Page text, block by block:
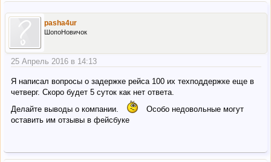
pasha4ur
ШопоНовичок
25 Апрель 2016 в 14:13
Я написал вопросы о задержке рейса 100 их техподдержке еще в
четверг. Скоро будет 5 суток как нет ответа.
Делайте выводы о компании.
Особо недовольные могут
оставить им отзывы в фейсбуке